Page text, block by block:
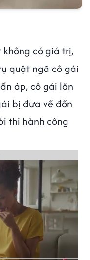
không có giá trị,
quật ngã cô gái
áp, cô gái lăn
bị đưa về đồn
thi hành công